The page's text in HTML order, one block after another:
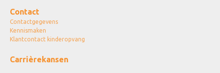
Contact
Contactgegevens
Kennismaken
Klantcontact kinderopvang
Carrièrekansen